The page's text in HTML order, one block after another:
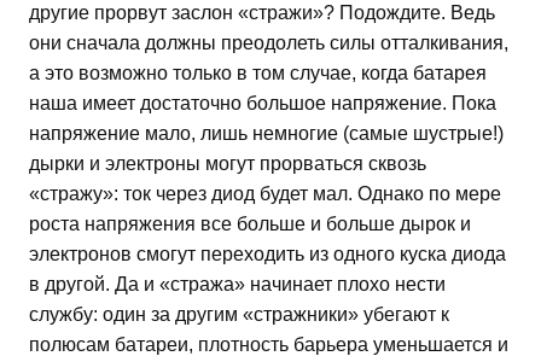
другие прорвут заслон «стражи»? Подождите. Ведь
они сначала должны преодолеть силы отталкивания,
а это возможно только в том случае, когда батарея
наша имеет достаточно большое напряжение. Пока
напряжение мало, лишь немногие (самые шустрые!)
дырки и электроны могут прорваться сквозь
«стражу»: ток через диод будет мал. Однако по мере
роста напряжения все больше и больше дырок и
электронов смогут переходить из одного куска диода
в другой. Да и «стража» начинает плохо нести
службу: один за другим «стражники» убегают к
полюсам батареи, плотность барьера уменьшается и